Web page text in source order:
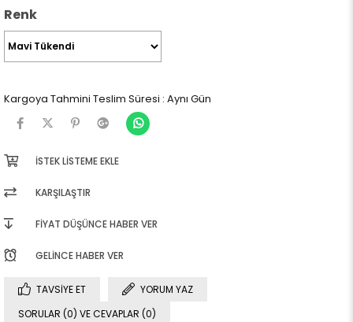
Renk
Kargoya Tahmini Teslim Süresi : Aynı Gün
İSTEK LISTEME EKLE
KARŞILAŞTIR
FIYAT DÜŞÜNCE HABER VER
GELINCE HABER VER
TAVSIYE ET
YORUM YAZ
SORULAR (0) VE CEVAPLAR (0)